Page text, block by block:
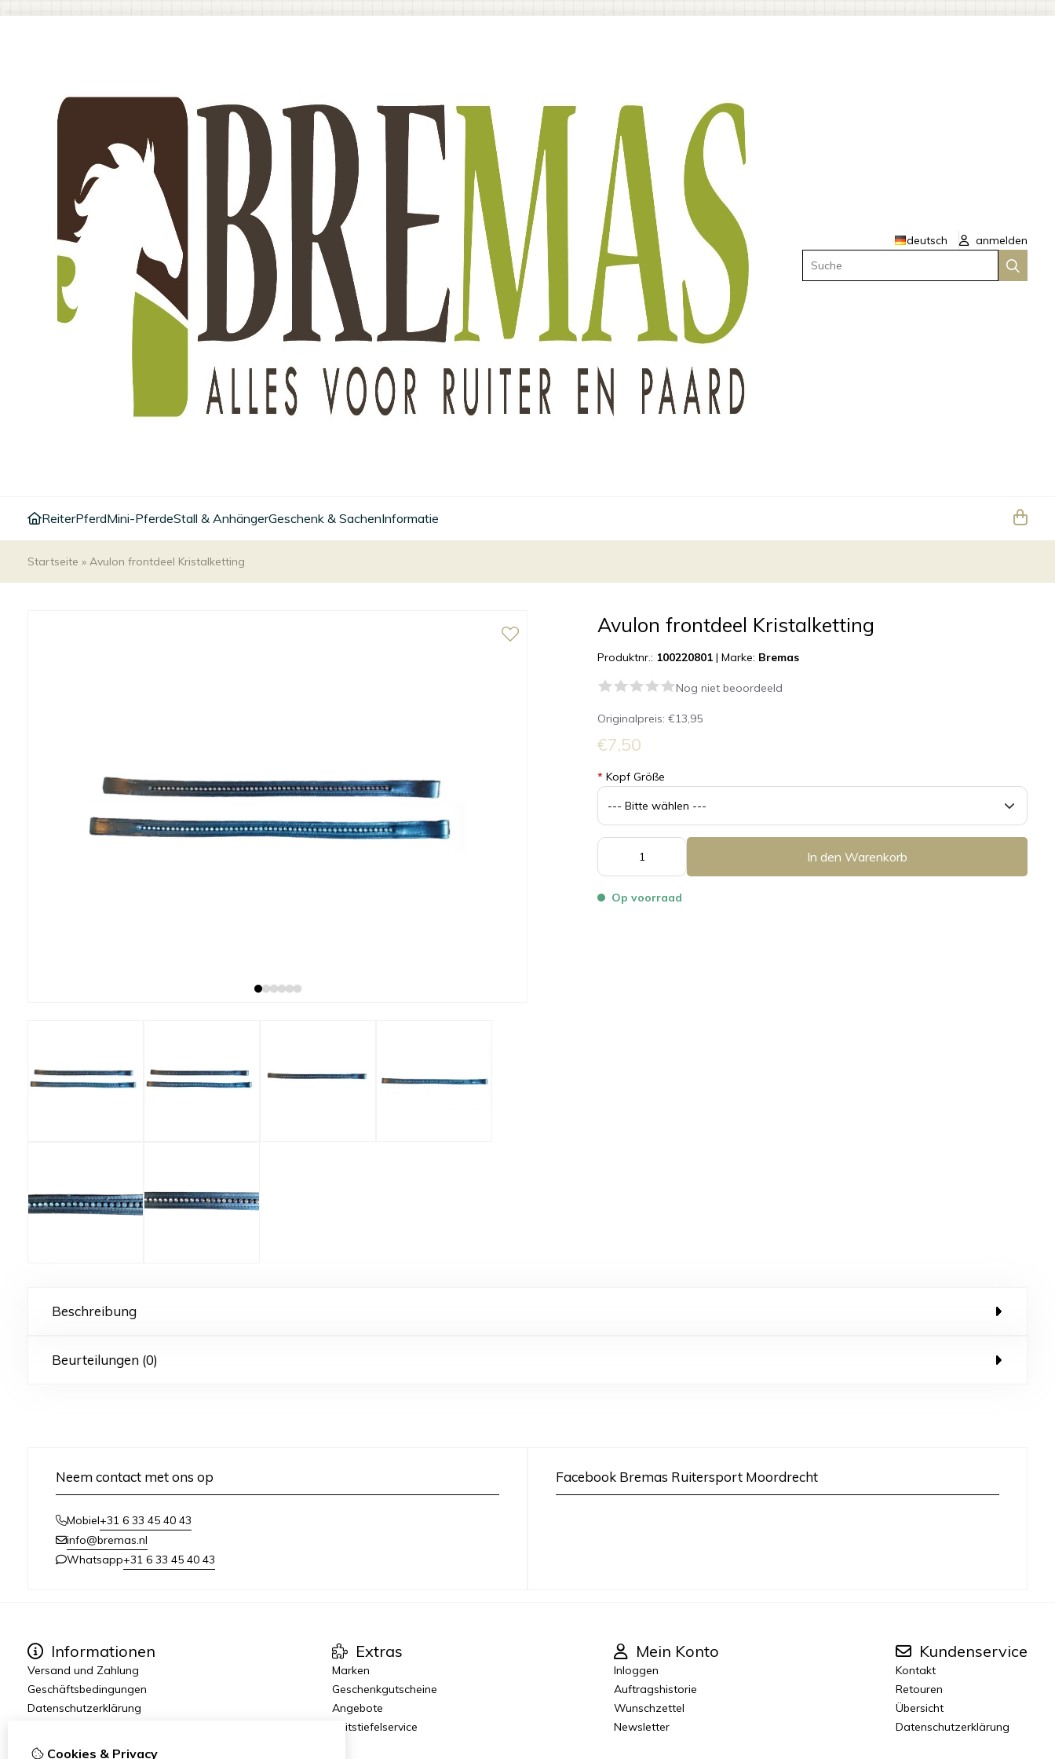
deutsch
anmelden
Suche
ReiterPferdMini-PferdeStall & AnhängerGeschenk & SachenInformatie
Startseite » Avulon frontdeel Kristalketting
Avulon frontdeel Kristalketting
Produktnr.: 100220801 |Marke: Bremas
Nog niet beoordeeld
Originalpreis:€13,95
€7,50
* Kopf Größe
In den Warenkorb
Op voorraad
Beschreibung
Beurteilungen (0)
Neem contact met ons op
Mobiel+31 6 33 45 40 43
info@bremas.nl
Whatsapp+31 6 33 45 40 43
Facebook Bremas Ruitersport Moordrecht
Informationen
Versand und Zahlung
Geschäftsbedingungen
Datenschutzerklärung
Extras
Marken
Geschenkgutscheine
Angebote
Reitstiefelservice
Mein Konto
Inloggen
Auftragshistorie
Wunschzettel
Newsletter
Kundenservice
Kontakt
Retouren
Übersicht
Datenschutzerklärung
Cookies & Privacy